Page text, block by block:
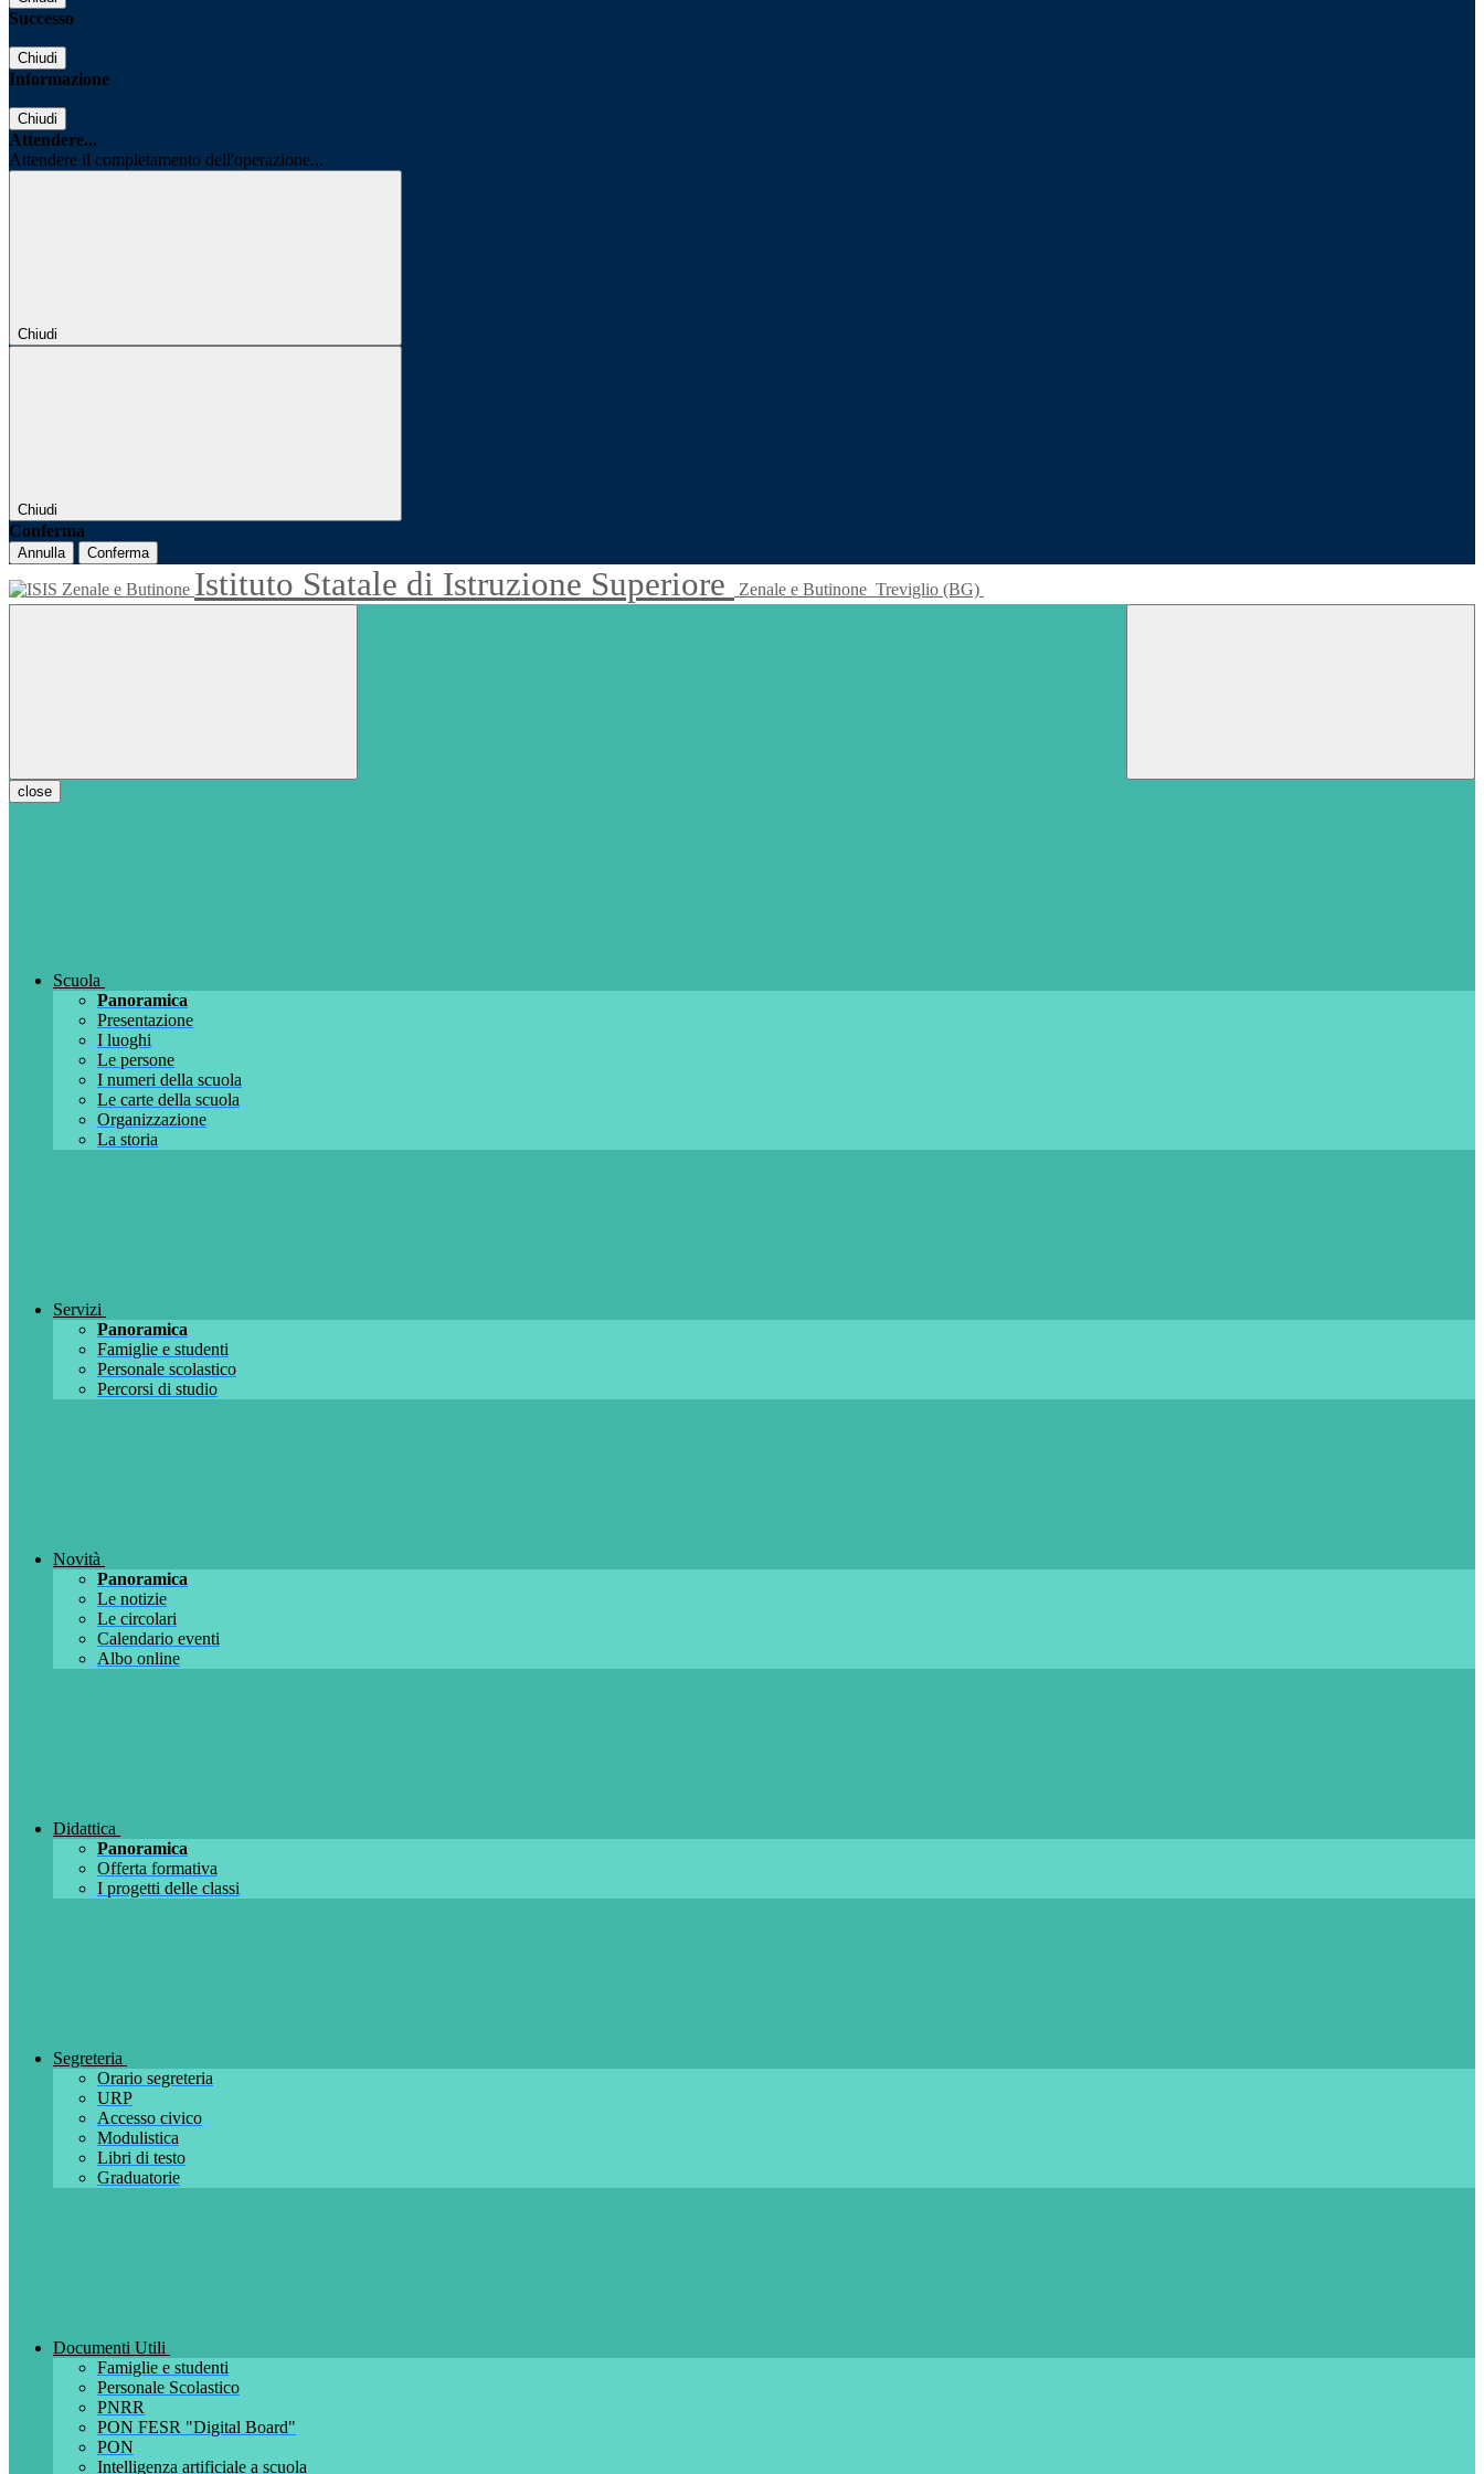
Successo
Chiudi
Informazione
Chiudi
Attendere...
Attendere il completamento dell'operazione...
Chiudi
Chiudi
Conferma
Annulla Conferma
Istituto Statale di Istruzione Superiore Zenale e Butinone Treviglio (BG)
close
Scuola
Panoramica
Presentazione
I luoghi
Le persone
I numeri della scuola
Le carte della scuola
Organizzazione
La storia
Servizi
Panoramica
Famiglie e studenti
Personale scolastico
Percorsi di studio
Novità
Panoramica
Le notizie
Le circolari
Calendario eventi
Albo online
Didattica
Panoramica
Offerta formativa
I progetti delle classi
Segreteria
Orario segreteria
URP
Accesso civico
Modulistica
Libri di testo
Graduatorie
Documenti Utili
Famiglie e studenti
Personale Scolastico
PNRR
PON FESR "Digital Board"
PON
Intelligenza artificiale a scuola